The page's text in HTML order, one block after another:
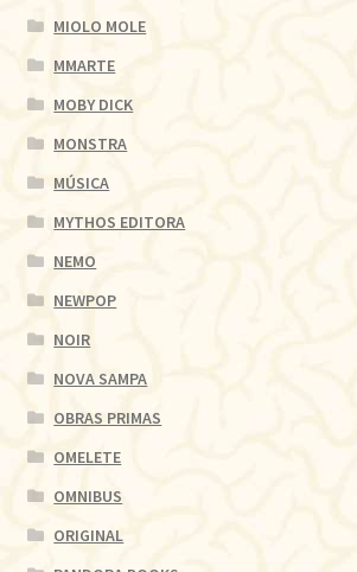
MIOLO MOLE
MMARTE
MOBY DICK
MONSTRA
MÚSICA
MYTHOS EDITORA
NEMO
NEWPOP
NOIR
NOVA SAMPA
OBRAS PRIMAS
OMELETE
OMNIBUS
ORIGINAL